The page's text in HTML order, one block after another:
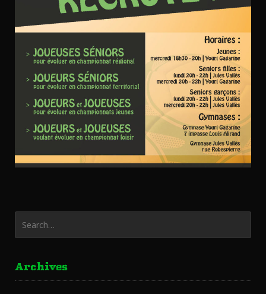
Archives